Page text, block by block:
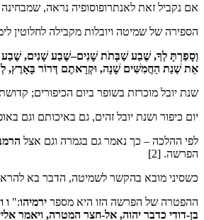
אם נקביל זאת לאנתרופוסופיה נראה, שמבחינה
הספירה של שמיטה ויובלות מקבילה
וְסָפַרְתָּ לְךָ, שֶׁבַע שַׁבְּתֹת שָׁנִים–שֶׁבַע שָׁנִים, שֶׁבַע
אֵת שְׁנַת הַחֲמִשִּׁים שָׁנָה, וּקְרָאתֶם דְּרוֹר בָּאָרֶץ,
שנת יובל מוכרזת בשופר ביום הכיפורים;
יום כיפור ושנת יובל זהים, גם באיכותם וגם
לפי ההלכה – כך נאמר גם בגמרה וגם אצל
הפרשה. [2]
כשסיני מובא בהקשר לשמיטה, הדבר בא
ההפטרה של הפרשה הזו היא מספר ירמיהו:" ו
בן-דודי כדבר יהוה, אל-חצר המטרה, ויאמר